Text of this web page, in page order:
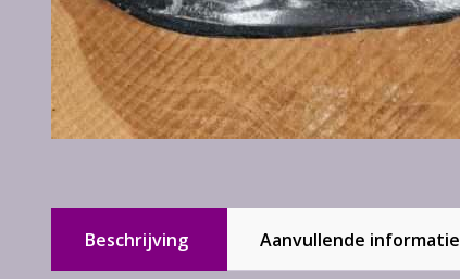
Beschrijving Aanvullende informatie